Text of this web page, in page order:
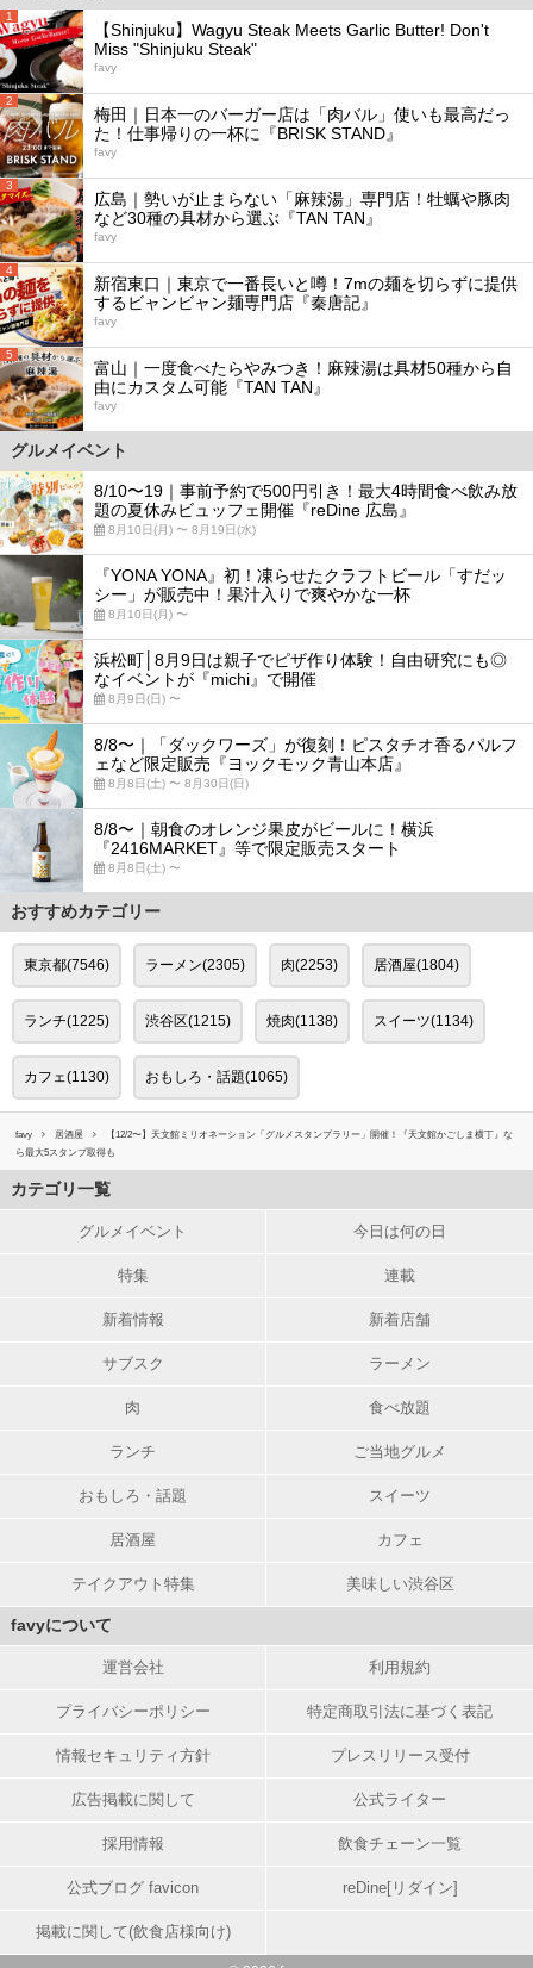
1
【Shinjuku】Wagyu Steak Meets Garlic Butter! Don't
Miss "Shinjuku Steak"
favy
2
梅田｜日本一のバーガー店は「肉バル」使いも最高だっ
た！仕事帰りの一杯に『BRISK STAND』
favy
3
広島｜勢いが止まらない「麻辣湯」専門店！牡蠣や豚肉
など30種の具材から選ぶ『TAN TAN』
favy
4
新宿東口｜東京で一番長いと噂！7mの麺を切らずに提供
するビャンビャン麺専門店『秦唐記』
favy
5
富山｜一度食べたらやみつき！麻辣湯は具材50種から自
由にカスタム可能『TAN TAN』
favy
グルメイベント
8/10〜19｜事前予約で500円引き！最大4時間食べ飲み放
題の夏休みビュッフェ開催『reDine 広島』
8月10日(月) 〜 8月19日(水)
『YONA YONA』初！凍らせたクラフトビール「すだッ
シー」が販売中！果汁入りで爽やかな一杯
8月10日(月) 〜
浜松町│8月9日は親子でピザ作り体験！自由研究にも◎
なイベントが『michi』で開催
8月9日(日) 〜
8/8〜｜「ダックワーズ」が復刻！ピスタチオ香るパルフ
ェなど限定販売『ヨックモック青山本店』
8月8日(土) 〜 8月30日(日)
8/8〜｜朝食のオレンジ果皮がビールに！横浜
『2416MARKET』等で限定販売スタート
8月8日(土) 〜
おすすめカテゴリー
東京都(7546) ラーメン(2305) 肉(2253) 居酒屋(1804)
ランチ(1225) 渋谷区(1215) 焼肉(1138) スイーツ(1134)
カフェ(1130) おもしろ・話題(1065)
favy 居酒屋
【12/2〜】天文館ミリオネーション「グルメスタンプラリー」開催！『天文館かごしま横丁』な
ら最大5スタンプ取得も
カテゴリ一覧
グルメイベント 今日は何の日
特集 連載
新着情報 新着店舗
サブスク ラーメン
肉 食べ放題
ランチ ご当地グルメ
おもしろ・話題 スイーツ
居酒屋 カフェ
テイクアウト特集 美味しい渋谷区
favyについて
運営会社 利用規約
プライバシーポリシー 特定商取引法に基づく表記
情報セキュリティ方針 プレスリリース受付
広告掲載に関して 公式ライター
採用情報 飲食チェーン一覧
公式ブログ favicon reDine[リダイン]
掲載に関して(飲食店様向け)